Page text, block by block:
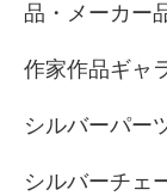
品・メーカー
作家作品ギャ
シルバーパー
シルバーチェ